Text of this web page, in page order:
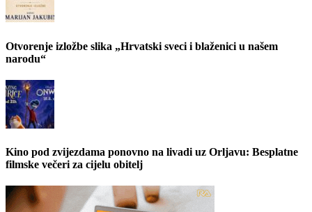
Otvorenje izložbe slika „Hrvatski sveci i blaženici u našem
narodu“
Kino pod zvijezdama ponovno na livadi uz Orljavu: Besplatne
filmske večeri za cijelu obitelj